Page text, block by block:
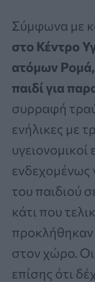
Σύμφωνα με
στο Κέντρο
ατόμων
παιδί για
συρραφή
ενήλικες με
ενδεχομένως
του παιδιού
κάτι που
προκλήθηκαν
στον χώρο.
επίσης ότι